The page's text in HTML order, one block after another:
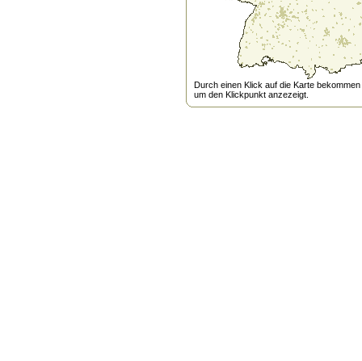
Durch einen Klick auf die Karte
um den Klickpunkt anzezeigt.